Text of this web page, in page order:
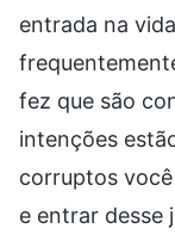
entrada na
fez que são
intenções
corruptos
e entrar desse